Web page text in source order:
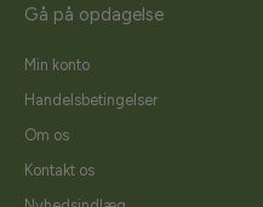
Gå på opdagelse
Min konto
Handelsbetingelser
Om os
Kontakt os